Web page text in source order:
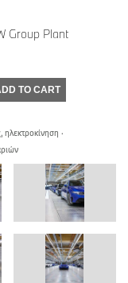
Group Plant
TO CART
ηλεκτροκίνηση ·